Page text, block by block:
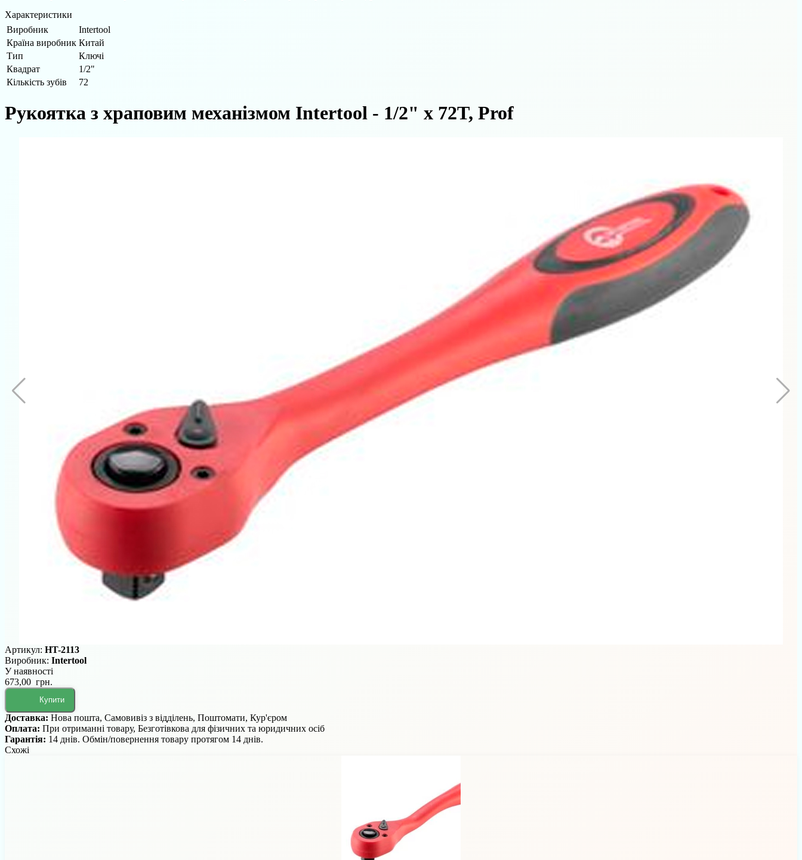
Характеристики
Виробник
Intertool
Країна виробник Китай
Тип
Ключі
Квадрат
1/2"
Кількість зубів
72
Рукоятка з храповим механізмом Intertool - 1/2" х 72T, Prof
Артикул: HT-2113
Виробник: Intertool
У наявності
673,00 грн.
Купити
Доставка: Нова пошта, Самовивіз з відділень, Поштомати, Кур'єром
Оплата: При отриманні товару, Безготівкова для фізичних та юридичних осіб
Гарантія: 14 днів. Обмін/повернення товару протягом 14 днів.
Схожі